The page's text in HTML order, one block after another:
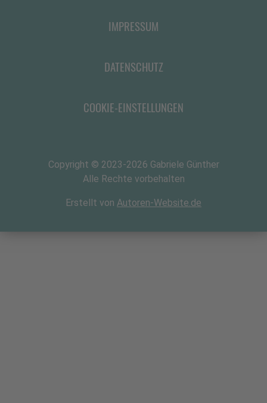
IMPRESSUM
DATENSCHUTZ
COOKIE-EINSTELLUNGEN
Copyright © 2023-2026 Gabriele Günther
Alle Rechte vorbehalten
Erstellt von Autoren-Website.de